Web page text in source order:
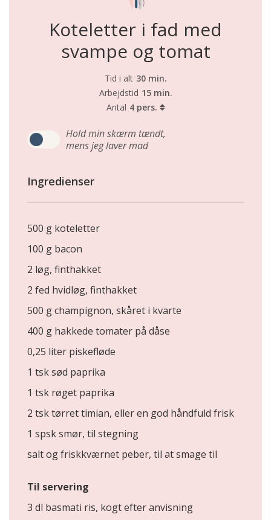
Koteletter i fad med
svampe og tomat
Tid i alt 30 min.
Arbejdstid 15 min.
Antal 4 pers.
Hold min skærm tændt,
mens jeg laver mad
Ingredienser
500 g koteletter
100 g bacon
2 løg, finthakket
2 fed hvidløg, finthakket
500 g champignon, skåret i kvarte
400 g hakkede tomater på dåse
0,25 liter piskefløde
1 tsk sød paprika
1 tsk røget paprika
2 tsk tørret timian, eller en god håndfuld frisk
1 spsk smør, til stegning
salt og friskkværnet peber, til at smage til
Til servering
3 dl basmati ris, kogt efter anvisning